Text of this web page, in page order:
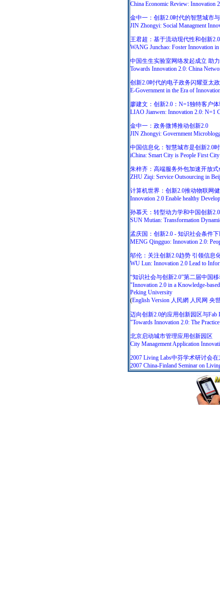
China Economic Review: Innovation
金中一：创新2.0时代的智慧城市
JIN Zhongyi: Social Managment
王君超：基于流动现代性和创新
WANG Junchao: Foster Innovation
中国生生实验室网络发起成立 助
Towards Innovation 2.0: China
创新2.0时代的电子政务闪耀亚太
E-Government in the Era of
廖建文：创新2.0：N=1独特客户
LIAO Jianwen: Innovation 2.0: N=1
金中一：政务微博推动创新2.0
JIN Zhongyi: Government
中国信息化：智慧城市是创新2.0
iChina: Smart City is People First
朱梓齐：高端服务外包加速开放
ZHU Ziqi: Service Outsourcing in
计算机世界：创新2.0推动物联网
Innovation 2.0 Enable healthy
孙慕天：转型动力学和中国创新2.0
SUN Mutian: Transformation
孟庆国：创新2.0 - 知识社会条件
MENG Qingguo: Innovation 2.0:
邬伦：关注创新2.0趋势 引领信息
WU Lun: Innovation 2.0 Lead to
“知识社会与创新2.0”第二届中国
"Innovation 2.0 in a Knowledge-
Peking University
(English Version 人民網 人民网 央
迈向创新2.0的应用创新园区与Fab
"Towards Innovation 2.0: The
北京启动城市管理应用创新园区
City Management Application
2007 Living Labs中芬学术研讨会
2007 China-Finland Seminar on